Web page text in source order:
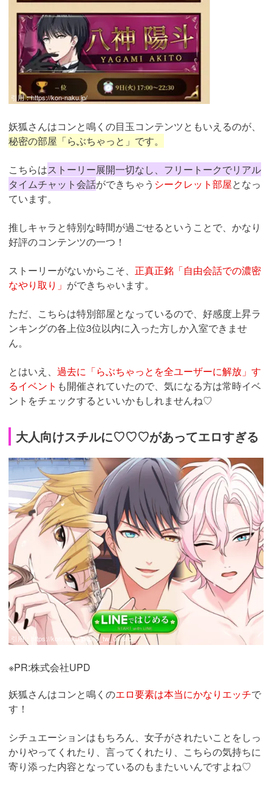
引用：https://kon-naku.jp/
妖狐さんはコンと鳴くの目玉コンテンツともいえるのが、
秘密の部屋「らぶちゃっと」です。
こちらはストーリー展開一切なし、フリートークでリアル
タイムチャット会話ができちゃう シークレット部屋となっ
ています。
推しキャラと特別な時間が過ごせるということで、かなり
好評のコンテンツの一つ！
ストーリーがないからこそ、 正真正銘「自由会話での濃密
なやり取り」 ができちゃいます。
ただ、こちらは特別部屋となっているので、好感度上昇ラ
ンキングの各上位3位以内に入った方しか入室できませ
ん。
とはいえ、 過去に「らぶちゃっとを全ユーザーに解放」す
るイベント も開催されていたので、気になる方は常時イベ
ントをチェックするといいかもしれませんね♡
大人向けスチルに♡♡♡があってエロすぎる
https://fam-
ad.com/ad/p/r?
_site=67781&_article=32034
引用： https://kon-naku.jp/lp/lp_tw_01/src/
※PR:株式会社UPD
妖狐さんはコンと鳴くのエロ要素は本当にかなりエッチで
す！
シチュエーションはもちろん、女子がされたいことをしっ
かりやってくれたり、言ってくれたり、こちらの気持ちに
寄り添った内容となっているのもまたいいんですよね♡